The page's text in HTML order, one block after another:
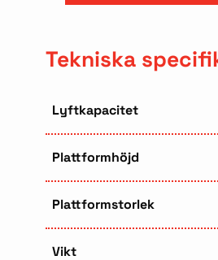
Tekniska
Lyftkapacitet
Plattformhöjd
Plattformstorlek
Vikt